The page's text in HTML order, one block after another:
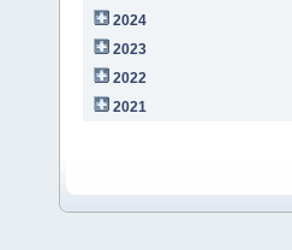
2024
2023
2022
2021